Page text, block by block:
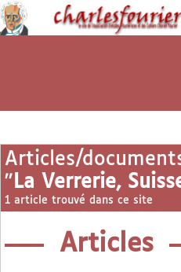
Articles/
" La Verrerie,
1 article trouvé dans ce site
Articles